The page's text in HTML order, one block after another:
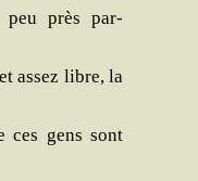
peu près par­
assez libre, la
ces gens sont